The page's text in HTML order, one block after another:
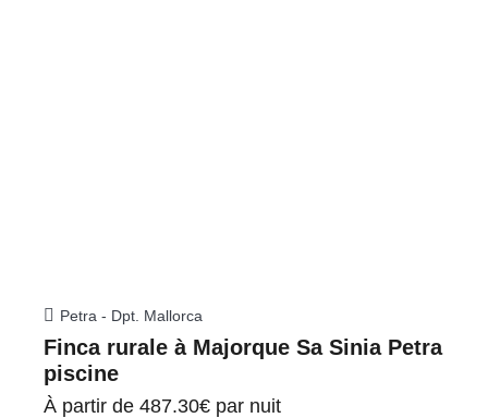
Petra - Dpt. Mallorca
Finca rurale à Majorque Sa Sinia Petra
piscine
À partir de 487.30€ par nuit